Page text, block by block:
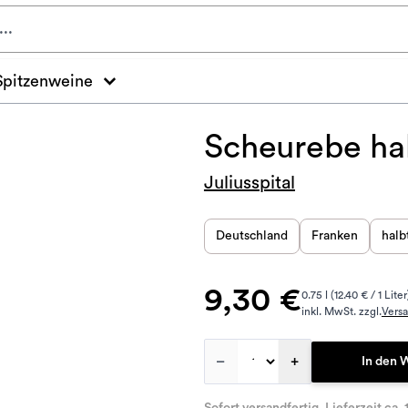
Scheurebe
Juliusspital
Deutschland Franken
9,30 €0.75 l (12.40 € / 1
inkl. MwSt. zzgl.
– + In den